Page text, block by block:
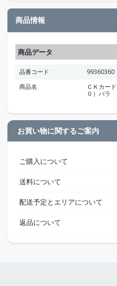
商品情報
商品データ
品番コード
99360360
商品名
ＣＫカー
０）バラ
お買い物に関するご案内
ご購入について
送料について
配送予定とエリアについて
返品について